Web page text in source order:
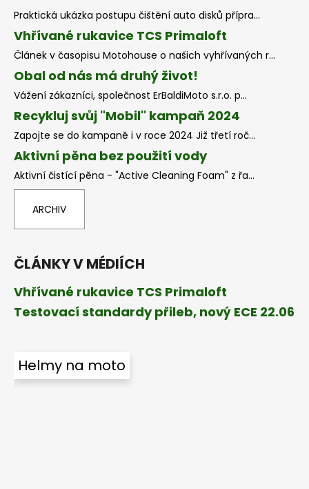
Praktická ukázka postupu čištění auto disků přípra...
Vhřívané rukavice TCS Primaloft
Článek v časopisu Motohouse o našich vyhřívaných r...
Obal od nás má druhý život!
Vážení zákazníci, společnost ErBaldiMoto s.r.o. p...
Recykluj svůj "Mobil" kampaň 2024
Zapojte se do kampaně i v roce 2024 Již třetí roč...
Aktivní pěna bez použití vody
Aktivní čistící pěna - "Active Cleaning Foam" z řa...
ARCHIV
ČLÁNKY V MÉDIÍCH
Vhřívané rukavice TCS Primaloft
Testovací standardy přileb, nový ECE 22.06
Helmy na moto